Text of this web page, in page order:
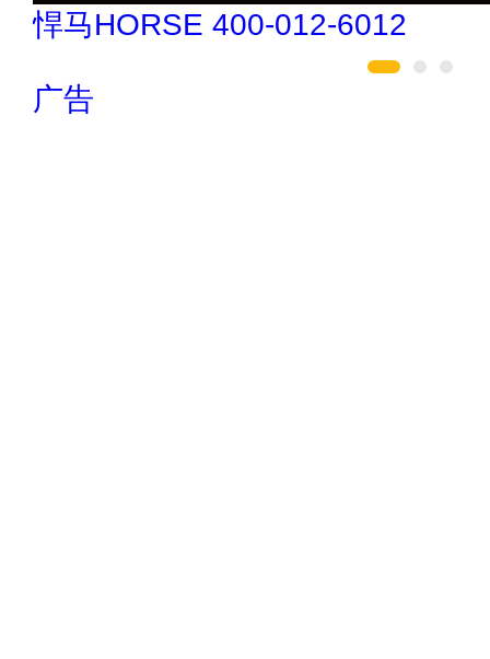
创星地板 400-0519-398
广告